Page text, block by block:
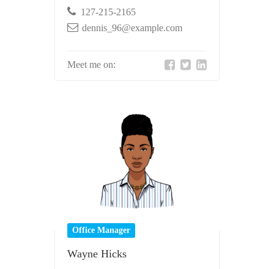
127-215-2165
dennis_96@example.com
Meet me on:
Office Manager
Wayne Hicks